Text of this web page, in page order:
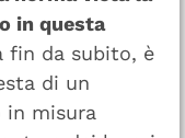
in questa
fin da subito, è
di un
in misura